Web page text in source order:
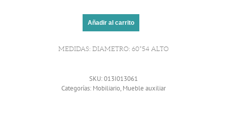
Añadir al carrito
MEDIDAS: DIAMETRO: 60*54 ALTO
SKU:013I013061
Categorías: Mobiliario, Mueble auxiliar